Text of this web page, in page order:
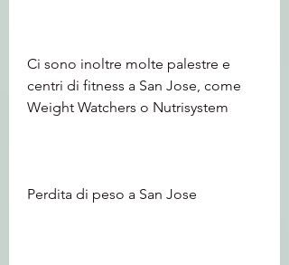
Ci sono inoltre molte palestre e
centri di fitness a San Jose, come
Weight Watchers o Nutrisystem
Perdita di peso a San Jose